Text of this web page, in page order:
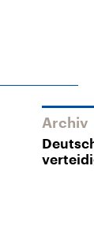
Archiv